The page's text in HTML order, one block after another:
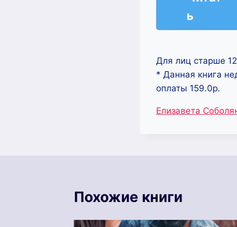
ь
Для лиц старше
* Данная книга
оплаты 159.0р.
Метки
Елизавета
Похожие книги